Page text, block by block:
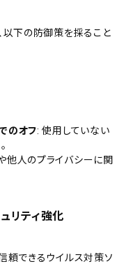
以下の防御策を採ること
のオフ: 使用していない
他人のプライバシーに関
リティ強化
頼できるウイルス対策ソ